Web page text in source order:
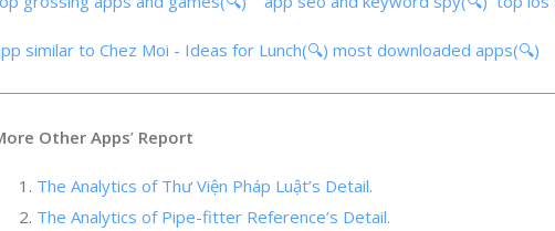
similar to Chez Moi - Ideas for Lunch(🔍) most downloaded apps(🔍)
Other Apps’ Report
The Analytics of Thư Viện Pháp Luật’s Detail.
The Analytics of Pipe-fitter Reference’s Detail.